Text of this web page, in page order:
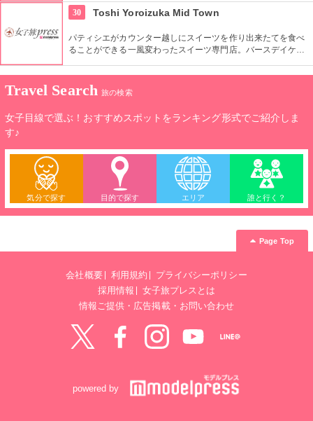
30
Toshi Yoroizuka Mid Town
パティシエがカウンター越しにスイーツを作り出来たてを食べ
ることができる一風変わったスイーツ専門店。バースデイケー
ところも良心的。
Travel Search 旅の検索
女子目線で選ぶ！おすすめスポットをランキング形式でご紹介しま
す♪
気分で探す 目的で探す エリア 誰と行く？
Page Top
会社概要 利用規約
プライバシーポリシー
採用情報
女子旅プレスとは
情報ご提供・広告掲載・お問い合わせ
powered by